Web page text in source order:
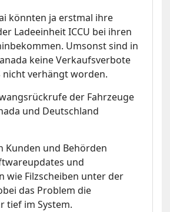
könnten ja erstmal ihre
Ladeeinheit ICCU bei ihren
Umsonst sind in
keine Verkaufsverbote
nicht verhängt worden.
der Fahrzeuge
und Deutschland
Kunden und Behörden
und
wie Filzscheiben unter der
das Problem die
tief im System.